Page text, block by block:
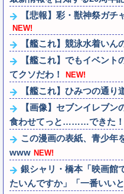
【悲報】彩・獣神祭ガ
NEW!
【艦これ】競泳水着いん
【艦これ】でもイベン
てクソだわ！
NEW!
【艦これ】ひみつの通り
【画像】セブンイレブ
食わせてっと………できた！
この漫画の表紙、青少年
www NEW!
銀シャリ・橋本「映画館
たいんですか」「一番いい